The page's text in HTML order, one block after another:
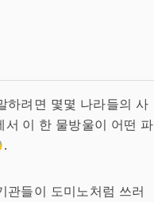
하려면 몇몇 나라들의 사
이 한 물방울이 어떤 파
관들이 도미노처럼 쓰러